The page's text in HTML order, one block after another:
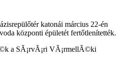
katonái március 22-én
központi épületét fertőtlenítették.